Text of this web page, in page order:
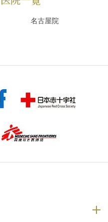
名古屋院